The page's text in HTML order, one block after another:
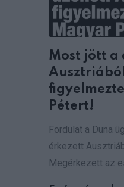
Most jött a
Ausztriából
Pétert!
Fordulat a Duna
érkezett
Megérkezett az